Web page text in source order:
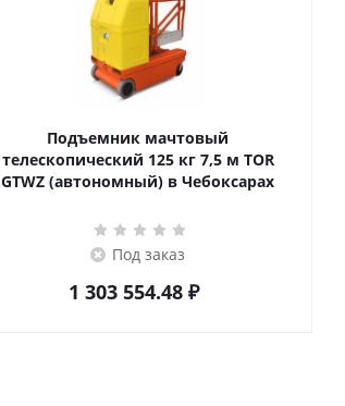
Подъемник мачтовый
телескопический 125 кг 7,5 м TOR
GTWZ (автономный) в Чебоксарах
Под заказ
1 303 554.48 ₽